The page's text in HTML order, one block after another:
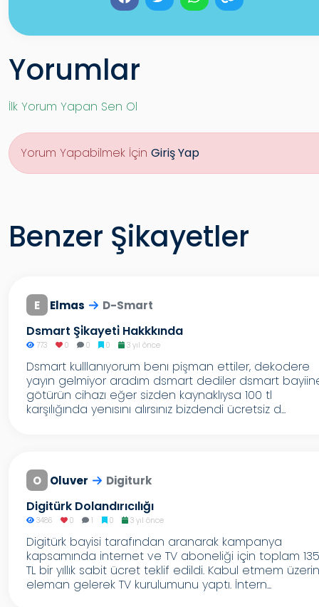
Yorumlar
İlk Yorum Yapan Sen Ol
Yorum Yapabilmek İçin Giriş Yap
Benzer Şikayetler
E Elmas D-Smart
Dsmart Şi̇kayeti̇ Hakkkında
773 0 0 0 3 yıl önce
Dsmart kulllanıyorum benı pişman ettiler, dekodere
yayın gelmiyor aradım dsmart dediler dsmart
götürün cihazı eğer sizden kaynaklıysa 100 tl
karşılığında yenısını alırsınız bizdendi ücretsiz d...
O Oluver Digiturk
Digitürk Dolandırıcılığı
3486 0 1 0 3 yıl önce
Digitürk bayisi tarafından aranarak kampanya
kapsamında internet ve TV aboneliği için toplam 135
TL bir yıllık sabit ücret teklif edildi. Kabul etmem
eleman gelerek TV kurulumunu yaptı. İntern...